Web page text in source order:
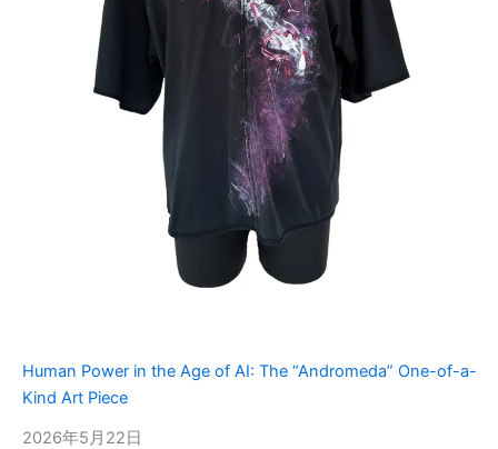
Human Power in the Age of AI: The “Andromeda” One-of-a-
Kind Art Piece
2026年5月22日